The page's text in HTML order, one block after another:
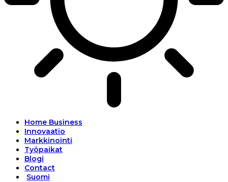
Home Business
Innovaatio
Markkinointi
Työpaikat
Blogi
Contact
Suomi